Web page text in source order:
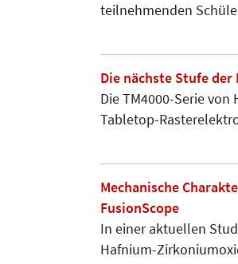
teilnehmenden
Die nächste Stufe der
Die TM4000-Serie
Tabletop-
Mechanische
FusionScope
In einer aktuellen
Hafnium-